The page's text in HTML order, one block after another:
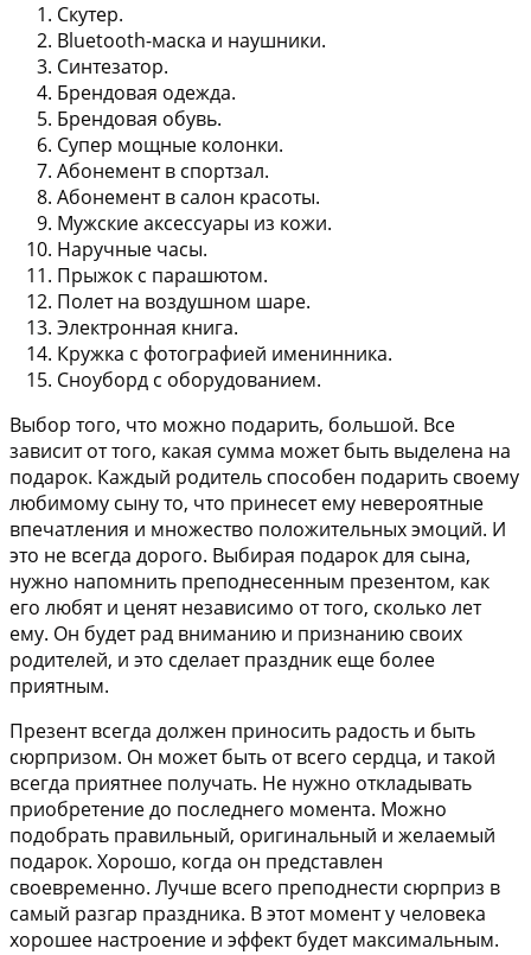
Скутер.
Bluetooth-маска и наушники.
Синтезатор.
Брендовая одежда.
Брендовая обувь.
Супер мощные колонки.
Абонемент в спортзал.
Абонемент в салон красоты.
Мужские аксессуары из кожи.
Наручные часы.
Прыжок с парашютом.
Полет на воздушном шаре.
Электронная книга.
Кружка с фотографией именинника.
Сноуборд с оборудованием.
Выбор того, что можно подарить, большой. Все
зависит от того, какая сумма может быть выделена на
подарок. Каждый родитель способен подарить своему
любимому сыну то, что принесет ему невероятные
впечатления и множество положительных эмоций. И
это не всегда дорого. Выбирая подарок для сына,
нужно напомнить преподнесенным презентом, как
его любят и ценят независимо от того, сколько лет
ему. Он будет рад вниманию и признанию своих
родителей, и это сделает праздник еще более
приятным.
Презент всегда должен приносить радость и быть
сюрпризом. Он может быть от всего сердца, и такой
всегда приятнее получать. Не нужно откладывать
приобретение до последнего момента. Можно
подобрать правильный, оригинальный и желаемый
подарок. Хорошо, когда он представлен
своевременно. Лучше всего преподнести сюрприз в
самый разгар праздника. В этот момент у человека
хорошее настроение и эффект будет максимальным.